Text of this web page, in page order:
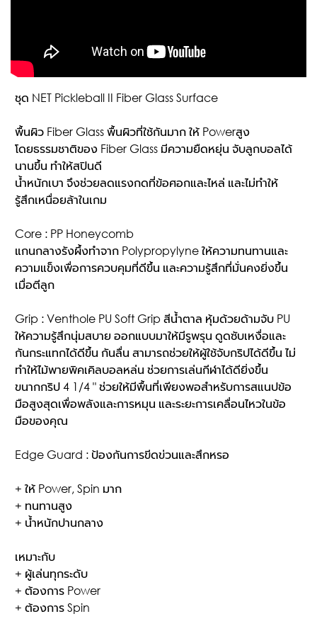
ชุด NET Pickleball II Fiber Glass Surface
พื้นผิว Fiber Glass พื้นผิวที่ใช้กันมาก ให้ Powerสูง
โดยธรรมชาติของ Fiber Glass มีความยืดหยุ่น จับลูกบอลได้
นานขึ้น ทำให้สปินดี
น้ำหนักเบา จึงช่วยลดแรงกดที่ข้อศอกและไหล่ และไม่ทำให้
รู้สึกเหนื่อยล้าในเกม
Core : PP Honeycomb
แกนกลางรังผึ้งทำจาก Polypropylyne ให้ความทนทานและ
ความแข็งเพื่อการควบคุมที่ดีขึ้น และความรู้สึกที่มั่นคงยิ่งขึ้น
เมื่อตีลูก
Grip : Venthole PU Soft Grip สีน้ำตาล หุ้มด้วยด้ามจับ PU
ให้ความรู้สึกนุ่มสบาย ออกแบบมาให้มีรูพรุน ดูดซับเหงื่อและ
กันกระแทกได้ดีขึ้น กันลื่น สามารถช่วยให้ผู้ใช้จับกริปได้ดีขึ้น ไม่
ทำให้ไม้พายพิคเคิลบอลหล่น ช่วยการเล่นกีฬาได้ดียิ่งขึ้น
ขนากกริป 4 1/4 " ช่วยให้มีพื้นที่เพียงพอสำหรับการสแนปข้อ
มือสูงสุดเพื่อพลังและการหมุน และระยะการเคลื่อนไหวในข้อ
มือของคุณ
Edge Guard : ป้องกันการขีดข่วนและสึกหรอ
+ ให้ Power, Spin มาก
+ ทนทานสูง
+ น้ำหนักปานกลาง
เหมาะกับ
+ ผู้เล่นทุกระดับ
+ ต้องการ Power
+ ต้องการ Spin